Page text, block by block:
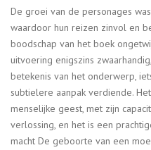
De groei van de personages
waardoor hun reizen zinvol en
boodschap van het boek
uitvoering enigszins
betekenis van het onderwerp,
subtielere aanpak verdiende.
menselijke geest, met zijn
verlossing, en het is een
macht De geboorte van een